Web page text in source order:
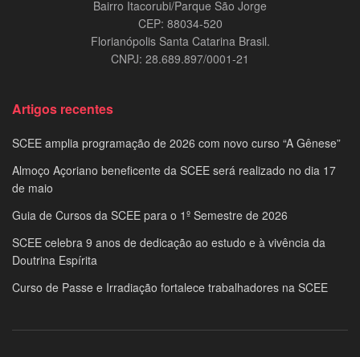
Bairro Itacorubi/Parque São Jorge
CEP: 88034-520
Florianópolis Santa Catarina Brasil.
CNPJ: 28.689.897/0001-21
Artigos recentes
SCEE amplia programação de 2026 com novo curso “A Gênese”
Almoço Açoriano beneficente da SCEE será realizado no dia 17
de maio
Guia de Cursos da SCEE para o 1º Semestre de 2026
SCEE celebra 9 anos de dedicação ao estudo e à vivência da
Doutrina Espírita
Curso de Passe e Irradiação fortalece trabalhadores na SCEE